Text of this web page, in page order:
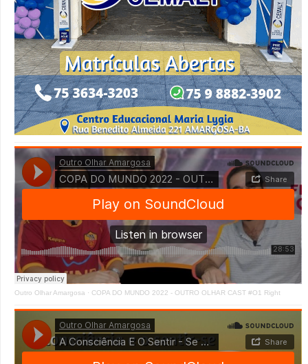
Outro Olhar Amargosa · COPA DO MUNDO 2022 - OUTRO OLHAR CAST #O1 Right